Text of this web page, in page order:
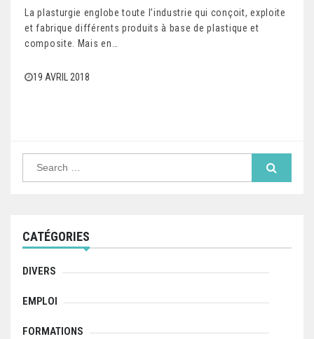
La plasturgie englobe toute l’industrie qui conçoit, exploite
et fabrique différents produits à base de plastique et
composite. Mais en…
19 AVRIL 2018
a
f
o
:
CATÉGORIES
DIVERS
EMPLOI
FORMATIONS